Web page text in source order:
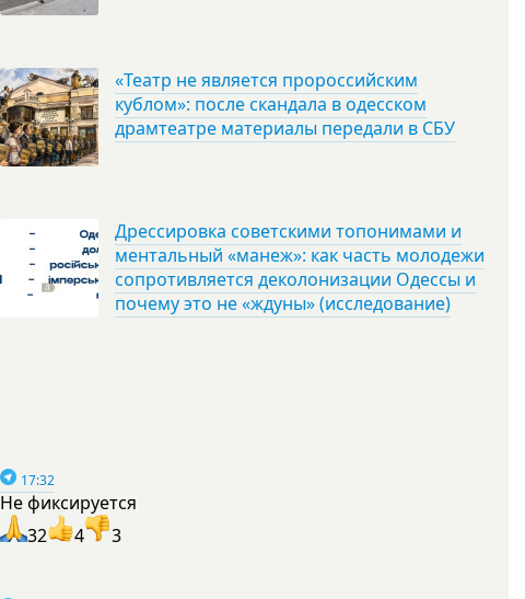
«Театр не является пророссийским
кублом»: после скандала в одесском
драмтеатре материалы передали в СБУ
Дрессировка советскими топонимами и
ментальный «манеж»: как часть молодежи
сопротивляется деколонизации Одессы и
почему это не «ждуны» (исследование)
17:32
Не фиксируется
32
4 3